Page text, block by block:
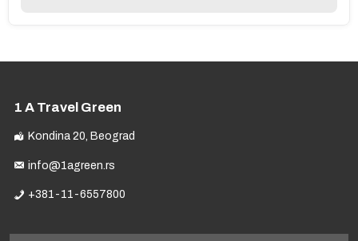
1 A Travel Green
Kondina 20, Beograd
info@1agreen.rs
+381-11-6557800